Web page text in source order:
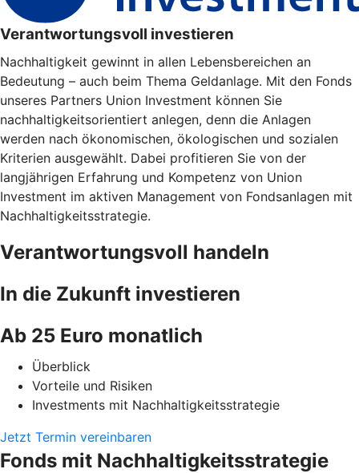
Verantwortungsvoll investieren
Nachhaltigkeit gewinnt in allen Lebensbereichen an
Bedeutung – auch beim Thema Geldanlage. Mit den Fonds
unseres Partners Union Investment können Sie
nachhaltigkeitsorientiert anlegen, denn die Anlagen
werden nach ökonomischen, ökologischen und sozialen
Kriterien ausgewählt. Dabei profitieren Sie von der
langjährigen Erfahrung und Kompetenz von Union
Investment im aktiven Management von Fondsanlagen mit
Nachhaltigkeitsstrategie.
Verantwortungsvoll handeln
In die Zukunft investieren
Ab 25 Euro monatlich
Überblick
Vorteile und Risiken
Investments mit Nachhaltigkeitsstrategie
Jetzt Termin vereinbaren
Fonds mit Nachhaltigkeitsstrategie